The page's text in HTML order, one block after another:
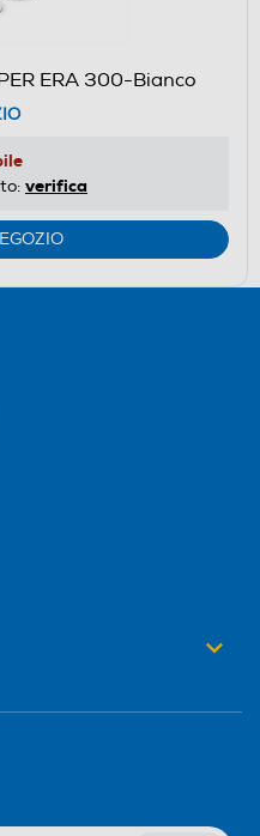
ERA 300-Bianco
verifica